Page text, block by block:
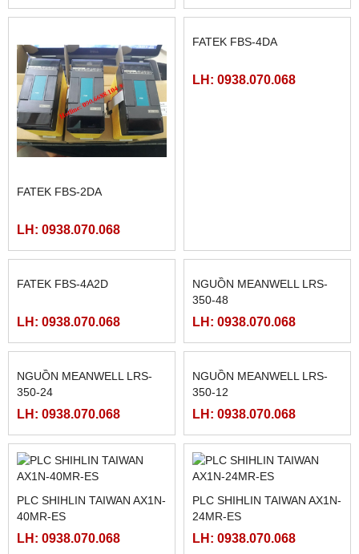
FATEK FBS-40MCR2-AC
LH: 0938.070.068
FATEK FBS-2DA
LH: 0938.070.068
FATEK FBS-4DA
LH: 0938.070.068